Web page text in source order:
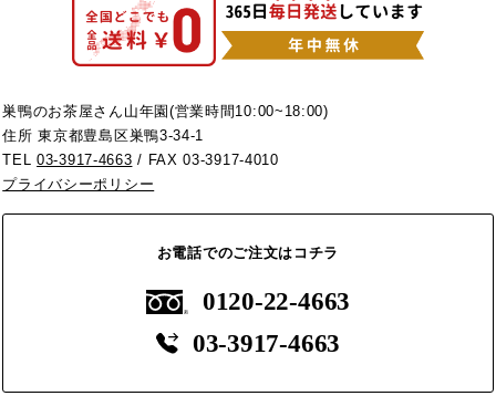
巣鴨のお茶屋さん山年園(営業時間10:00~18:00)
住所 東京都豊島区巣鴨3-34-1
TEL03-3917-4663 / FAX 03-3917-4010
プライバシーポリシー
お電話でのご注文はコチラ
0120-22-4663
03-3917-4663